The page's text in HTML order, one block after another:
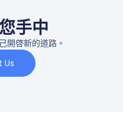
手中
開啓新的道路。
Us